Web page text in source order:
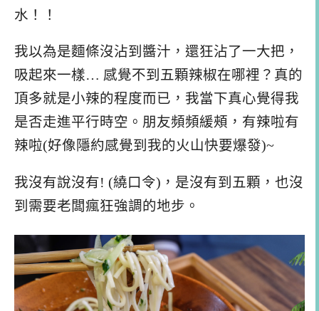
水！！
我以為是麵條沒沾到醬汁，還狂沾了一大把，
吸起來一樣… 感覺不到五顆辣椒在哪裡？真的
頂多就是小辣的程度而已，我當下真心覺得我
是否走進平行時空。朋友頻頻緩頰，有辣啦有
辣啦(好像隱約感覺到我的火山快要爆發)~
我沒有說沒有! (繞口令)，是沒有到五顆，也沒
到需要老闆瘋狂強調的地步。